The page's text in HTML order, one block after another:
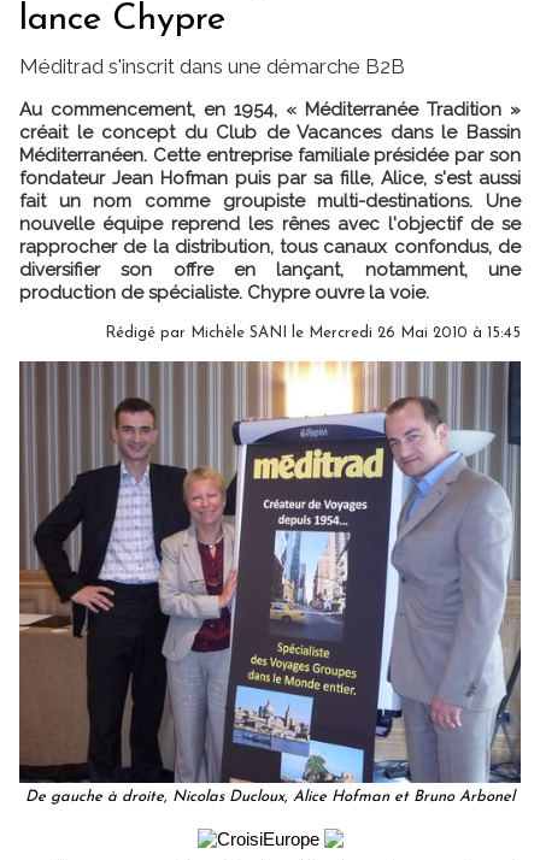
lance Chypre
Méditrad s'inscrit dans une démarche B2B
Au commencement, en 1954, « Méditerranée Tradition »
créait le concept du Club de Vacances dans le Bassin
Méditerranéen. Cette entreprise familiale présidée par son
fondateur Jean Hofman puis par sa fille, Alice, s'est aussi
fait un nom comme groupiste multi-destinations. Une
nouvelle équipe reprend les rênes avec l'objectif de se
rapprocher de la distribution, tous canaux confondus, de
diversifier son offre en lançant, notamment, une
production de spécialiste. Chypre ouvre la voie.
Rédigé par Michèle SANI le Mercredi 26 Mai 2010 à 15:45
De gauche à droite, Nicolas Ducloux, Alice Hofman et Bruno Arbonel